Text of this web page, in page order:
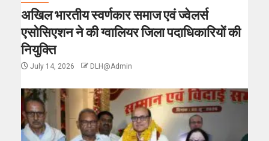
अखिल भारतीय स्वर्णकार समाज एवं ज्वेलर्स
एसोसिएशन ने की ग्वालियर जिला पदाधिकारियों की
नियुक्ति
July 14, 2026 DLH@Admin